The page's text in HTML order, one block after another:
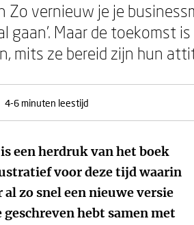
Zo vernieuw je je
gaan’. Maar de toekomst
mits ze bereid zijn hun
4-6 minuten leestijd
is een herdruk van het boek
voor deze tijd waarin
zo snel een nieuwe versie
hebt samen met